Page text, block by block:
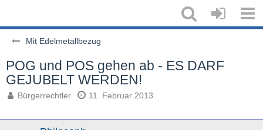
Mit Edelmetallbezug
POG und POS gehen ab - ES DARF
GEJUBELT WERDEN!
Bürgerrechtler 11. Februar 2013